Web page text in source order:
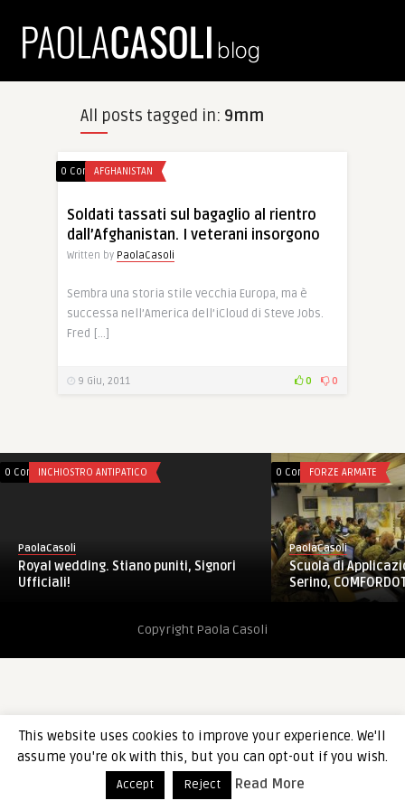
All posts tagged in: 9mm
0 CommentsAFGHANISTAN
Soldati tassati sul bagaglio al rientro
dall’Afghanistan. I veterani insorgono
Written by PaolaCasoli
Sembra una storia stile vecchia Europa, ma è
successa nell’America dell’iCloud di Steve Jobs.
Fred […]
9 Giu, 2011 0 0
0 CommentsINCHIOSTRO ANTIPATICO
PaolaCasoli
Royal wedding. Stiano puniti, Signori
Ufficiali!
0 CommentsFORZE ARMATE
PaolaCasoli
Scuola di
Serino,
Copyright Paola Casoli
This website uses cookies to improve your experience. We'll
assume you're ok with this, but you can opt-out if you wish.
Accept Reject Read More